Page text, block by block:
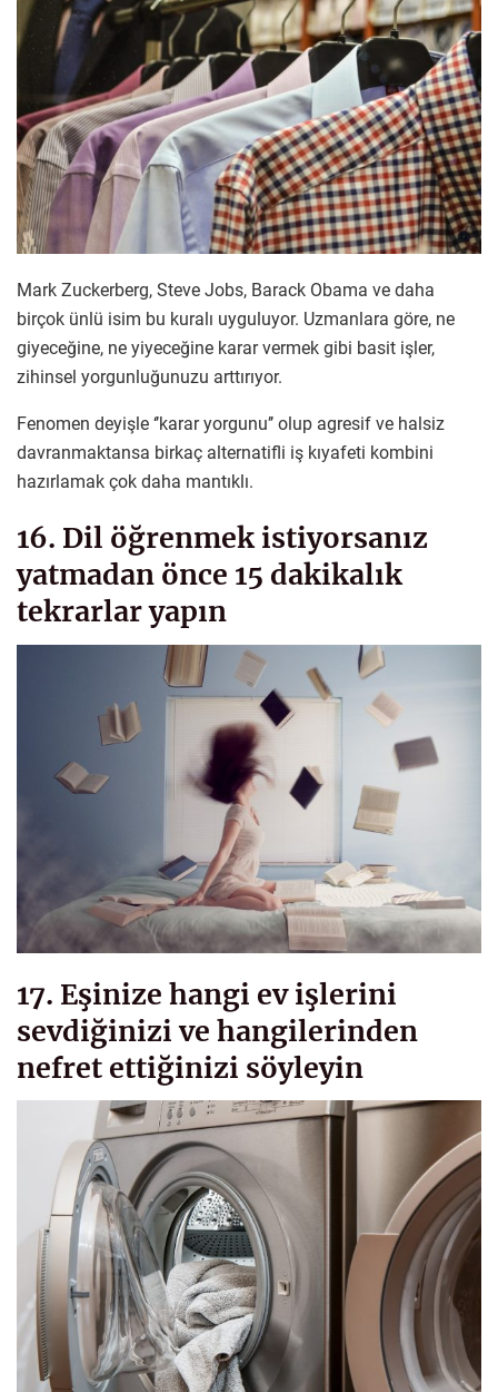
Mark Zuckerberg, Steve Jobs, Barack Obama ve daha
birçok ünlü isim bu kuralı uyguluyor. Uzmanlara göre, ne
giyeceğine, ne yiyeceğine karar vermek gibi basit işler,
zihinsel yorgunluğunuzu arttırıyor.
Fenomen deyişle ‘’karar yorgunu’’ olup agresif ve halsiz
davranmaktansa birkaç alternatifli iş kıyafeti kombini
hazırlamak çok daha mantıklı.
16. Dil öğrenmek istiyorsanız
yatmadan önce 15 dakikalık
tekrarlar yapın
17. Eşinize hangi ev işlerini
sevdiğinizi ve hangilerinden
nefret ettiğinizi söyleyin